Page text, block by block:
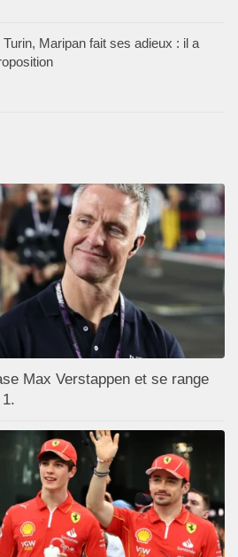
Maripan fait ses adieux : il a
Max Verstappen et se range